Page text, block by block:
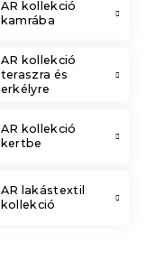
AR kollekció
kamrába
AR kollekció
teraszra és
erkélyre
AR kollekció
kertbe
AR lakástextil
kollekció